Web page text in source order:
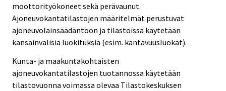
moottorityökoneet sekä perävaunut.
Ajoneuvokantatilastojen määritelmät perustuvat
ajoneuvolainsäädäntöön ja tilastoissa käytetään
kansainvälisiä luokituksia (esim. kantavuusluokat).
Kunta- ja maakuntakohtaisten
ajoneuvokantatilastojen tuotannossa käytetään
tilastovuonna voimassa olevaa Tilastokeskuksen